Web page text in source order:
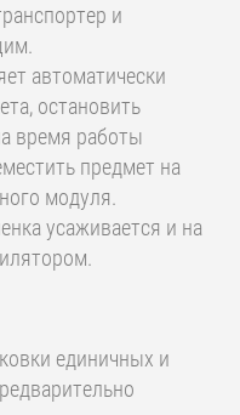
и
автоматически
остановить
время работы
предмет на
модуля.
усаживается и на
единичных и